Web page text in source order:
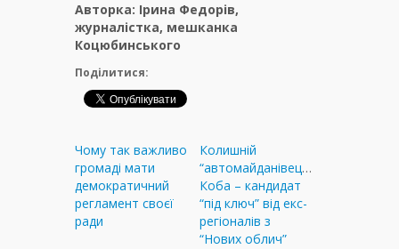
Авторка: Ірина Федорів,
журналістка, мешканка
Коцюбинського
Поділитися:
Чому так важливо
громаді мати
демократичний
регламент своєї
ради
Колишній
“автомайданівець”
Коба – кандидат
“під ключ” від екс-
регіоналів з
“Нових облич”